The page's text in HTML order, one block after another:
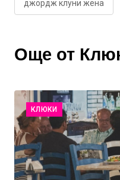
джордж клуни жена
Още от
КЛЮКИ